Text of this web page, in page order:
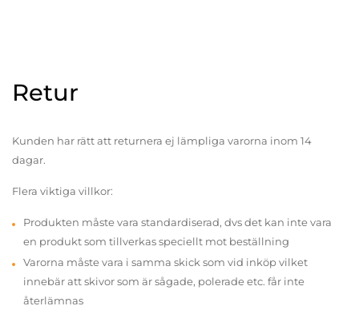
Retur
Kunden har rätt att returnera ej lämpliga varorna inom 14
dagar.
Flera viktiga villkor:
Produkten måste vara standardiserad, dvs det kan inte vara
en produkt som tillverkas speciellt mot beställning
Varorna måste vara i samma skick som vid inköp vilket
innebär att skivor som är sågade, polerade etc. får inte
återlämnas